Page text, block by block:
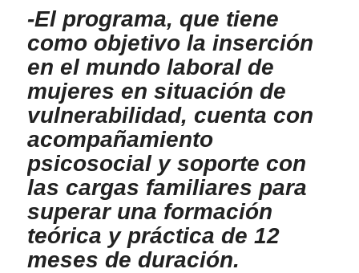
-El programa, que tiene
como objetivo la inserción
en el mundo laboral de
mujeres en situación de
vulnerabilidad, cuenta con
acompañamiento
psicosocial y soporte con
las cargas familiares para
superar una formación
teórica y práctica de 12
meses de duración.